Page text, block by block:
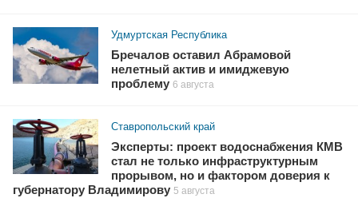
Удмуртская Республика
Бречалов оставил Абрамовой
нелетный актив и имиджевую
проблему 6 августа
Ставропольский край
Эксперты: проект водоснабжения КМВ
стал не только инфраструктурным
прорывом, но и фактором доверия к
губернатору Владимирову 5 августа